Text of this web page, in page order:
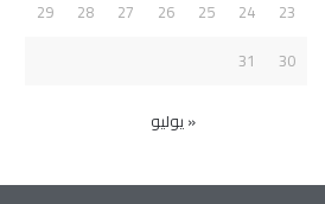
23
24
25
26
27
28
29
30
31
« يوليو